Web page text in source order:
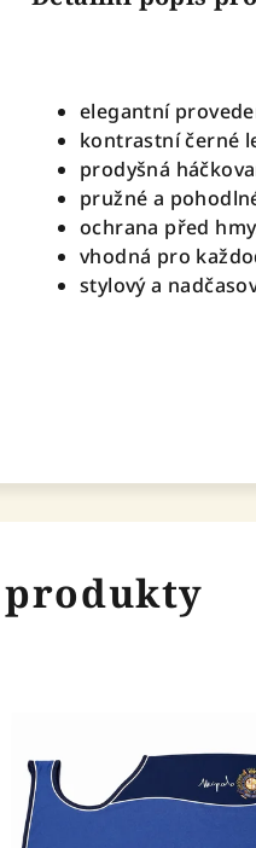
elegantní
kontrastní černé
prodyšná
pružné a
ochrana před
vhodná pro
stylový a